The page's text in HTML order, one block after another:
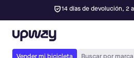
14 días de devolución, 2
Upway